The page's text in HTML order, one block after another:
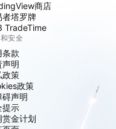
商店
者塔罗牌
TradeTime
安全
条款
声明
政策
政策
碍声明
提示
赏金计划